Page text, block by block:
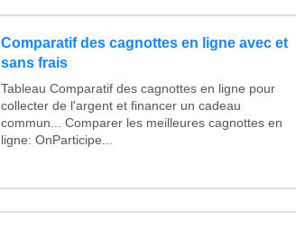
Comparatif des cagnottes en ligne avec et
sans frais
Tableau Comparatif des cagnottes en ligne pour
collecter de l'argent et financer un cadeau
commun... Comparer les meilleures cagnottes en
ligne: OnParticipe...